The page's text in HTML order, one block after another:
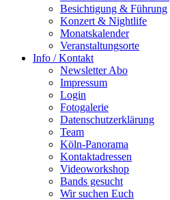
Besichtigung & Führung
Konzert & Nightlife
Monatskalender
Veranstaltungsorte
Info / Kontakt
Newsletter Abo
Impressum
Login
Fotogalerie
Datenschutzerklärung
Team
Köln-Panorama
Kontaktadressen
Videoworkshop
Bands gesucht
Wir suchen Euch